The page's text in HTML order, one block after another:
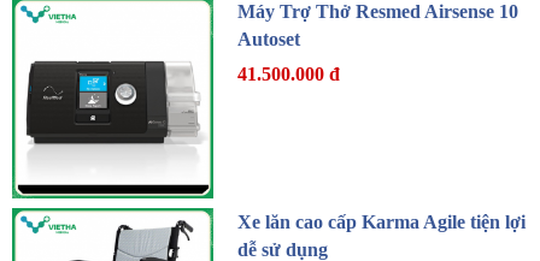
Máy Trợ Thở Resmed Airsense 10
Autoset
41.500.000 đ
Xe lăn cao cấp Karma Agile tiện lợi
dễ sử dụng